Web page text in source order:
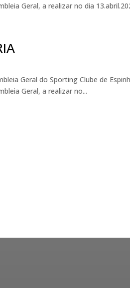
Geral, a realizar no dia
Geral do Sporting Clube de
Geral, a realizar no...